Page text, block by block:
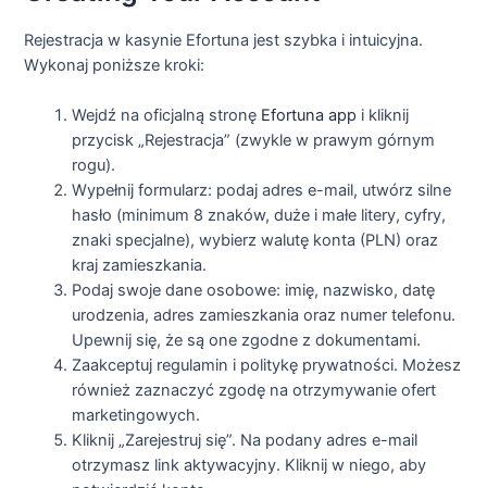
Rejestracja w kasynie Efortuna jest szybka i intuicyjna.
Wykonaj poniższe kroki:
Wejdź na oficjalną stronę Efortuna app i kliknij
przycisk „Rejestracja” (zwykle w prawym górnym
rogu).
Wypełnij formularz: podaj adres e-mail, utwórz silne
hasło (minimum 8 znaków, duże i małe litery, cyfry,
znaki specjalne), wybierz walutę konta (PLN) oraz
kraj zamieszkania.
Podaj swoje dane osobowe: imię, nazwisko, datę
urodzenia, adres zamieszkania oraz numer telefonu.
Upewnij się, że są one zgodne z dokumentami.
Zaakceptuj regulamin i politykę prywatności. Możesz
również zaznaczyć zgodę na otrzymywanie ofert
marketingowych.
Kliknij „Zarejestruj się”. Na podany adres e-mail
otrzymasz link aktywacyjny. Kliknij w niego, aby